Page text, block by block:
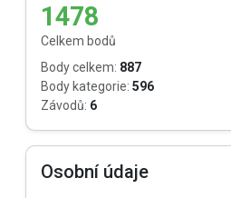
1478
Celkem bodů
Body celkem: 887
Body kategorie: 596
Závodů: 6
Osobní údaje